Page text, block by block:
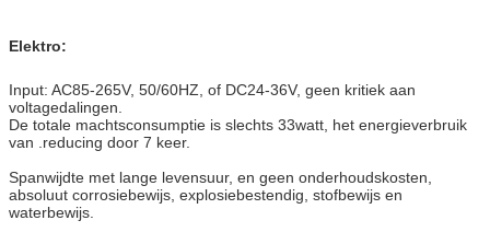
Elektro:
Input: AC85-265V, 50/60HZ, of DC24-36V, geen kritiek aan
voltagedalingen.
De totale machtsconsumptie is slechts 33watt, het energieverbruik
van .reducing door 7 keer.
Spanwijdte met lange levensuur, en geen onderhoudskosten,
absoluut corrosiebewijs, explosiebestendig, stofbewijs en
waterbewijs.